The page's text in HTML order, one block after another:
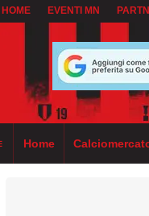
HOME EVENTI MN
Home